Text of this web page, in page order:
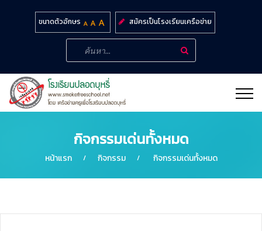
ขนาดตัวอักษร สมัครเป็นโรงเรียนเครือข่าย
กิจกรรมเด่นทั้งหมด
หน้าแรก กิจกรรม กิจกรรมเด่นทั้งหมด